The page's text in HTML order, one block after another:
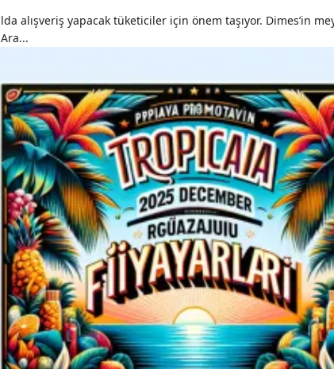
alışveriş yapacak tüketiciler için önem taşıyor. Dimes’in